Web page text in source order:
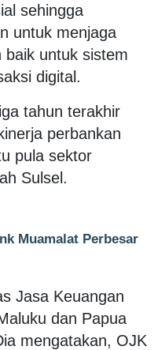
sehingga
untuk menjaga
baik untuk sistem
digital.
tahun terakhir
perbankan
pula sektor
Sulsel.
Muamalat Perbesar
Jasa Keuangan
dan Papua
mengatakan, OJK